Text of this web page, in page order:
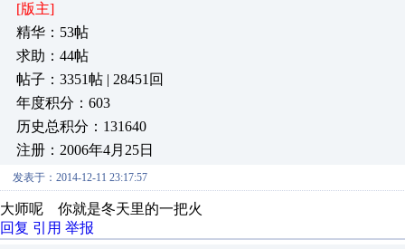
[版主]
精华：53帖
求助：44帖
帖子：3351帖 | 28451回
年度积分：603
历史总积分：131640
注册：2006年4月25日
发表于：2014-12-11 23:17:57
大师呢 你就是冬天里的一把火
回复 引用 举报